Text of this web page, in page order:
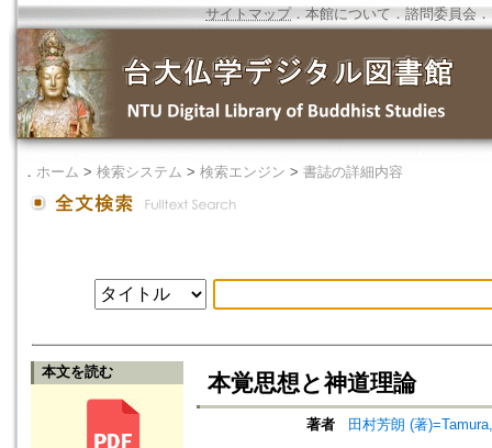
サイトマップ．本館について ． 諮問委員会 ．
． ホーム > 検索システム > 検索エンジン > 書誌の詳細内容
本文を読む 本覚思想と神道理論
著者
田村芳朗 (著